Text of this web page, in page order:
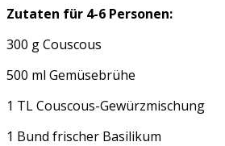
Zutaten für 4-6 Personen:
300 g Couscous
500 ml Gemüsebrühe
1 TL Couscous-Gewürzmischung
1 Bund frischer Basilikum